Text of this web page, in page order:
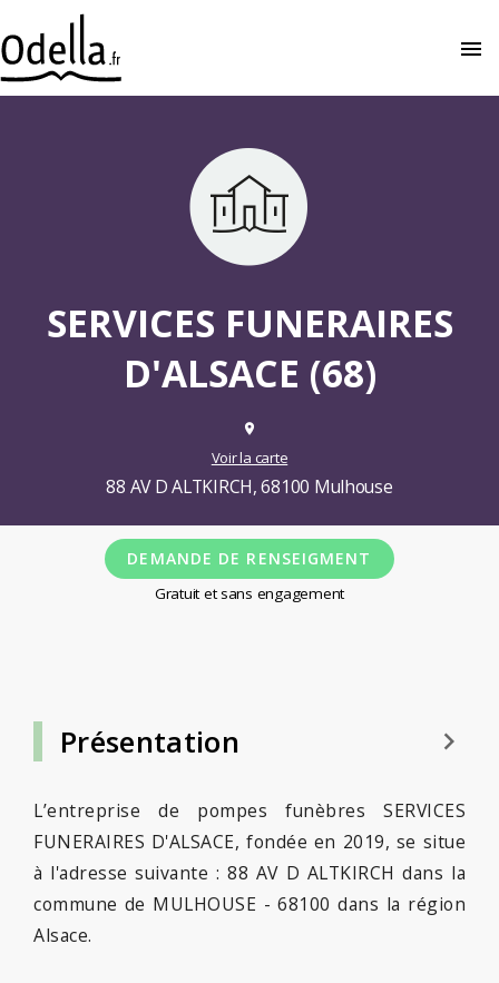
menu
SERVICES FUNERAIRES
D'ALSACE (68)
place
Voir la carte
88 AV D ALTKIRCH, 68100 Mulhouse
DEMANDE DE RENSEIGMENT
Gratuit et sans engagement
Présentation keyboard_arrow_right
L’entreprise de pompes funèbres SERVICES
FUNERAIRES D'ALSACE, fondée en 2019, se situe
à l'adresse suivante : 88 AV D ALTKIRCH dans la
commune de MULHOUSE - 68100 dans la région
Alsace.